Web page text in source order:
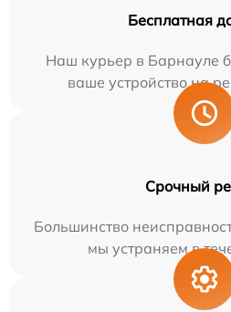
Бесплатная
Наш курьер в Барнауле
ваше устройство на
Срочный
Большинство
мы устраняем в